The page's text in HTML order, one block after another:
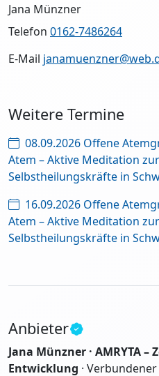
Jana Münzner
Telefon 0162-7486264
E-Mail
Weitere Termine
08.09.2026 Offene
Atem – Aktive Meditation
Selbstheilungskräfte in
16.09.2026 Offene
Atem – Aktive Meditation
Selbstheilungskräfte in
Anbieter
Jana Münzner · AMRYTA
Entwicklung ·